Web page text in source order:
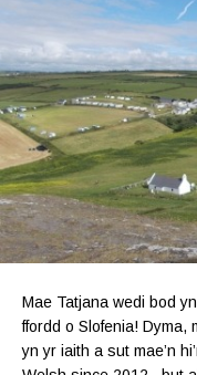
Mae Tatjana wedi bod
ffordd o Slofenia! Dyma,
yn yr iaith a sut mae’n